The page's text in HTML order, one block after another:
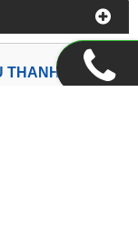
THANH LONG